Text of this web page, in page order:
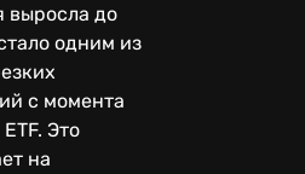
выросла до
одним из
с момента
Это
на